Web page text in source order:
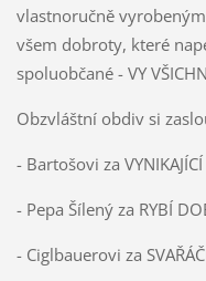
vlastnoručně
všem dobroty, které
spoluobčané - VY
Obzvláštní obdiv si
- Bartošovi za
- Pepa Šílený za RYBÍ
- Ciglbauerovi za